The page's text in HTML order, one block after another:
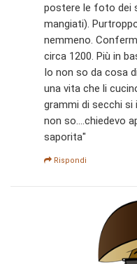
postere le foto dei
mangiati).
nemmeno.
circa 1200. Più in
Io non so da cosa
una vita che li
grammi di secchi
non so....chiedevo
saporita"
Rispondi